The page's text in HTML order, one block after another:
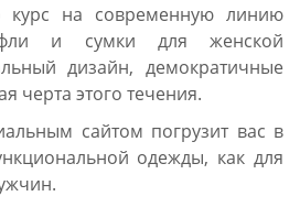
курс на современную линию
и сумки для женской
дизайн, демократичные
черта этого течения.
сайтом погрузит вас в
одежды, как для